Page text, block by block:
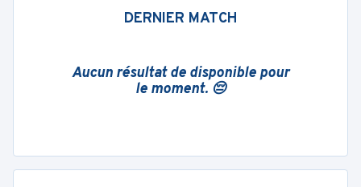
DERNIER MATCH
Aucun résultat de disponible pour
le moment. 😔